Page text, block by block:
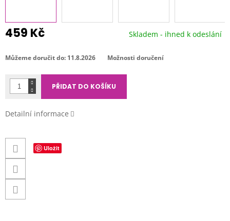
459 Kč
cena:
Skladem - ihned k odeslání
Můžeme doručit do: 11.8.2026 Možnosti doručení
PŘIDAT DO KOŠÍKU
Detailní informace
Uložit